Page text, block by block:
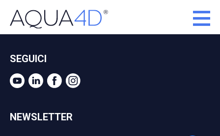
SEGUICI
NEWSLETTER